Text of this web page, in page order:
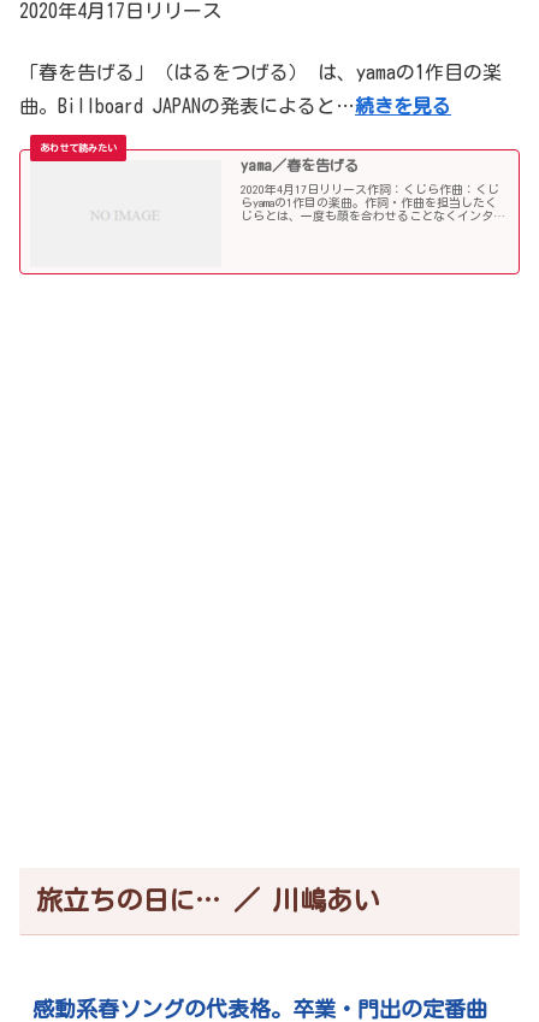
2020年4月17日リリース
「春を告げる」（はるをつげる） は、yamaの1作目の楽
曲。Billboard JAPANの発表によると…続きを見る
yama／春を告げる
2020年4月17日リリース作詞：くじら作曲：くじ
らyamaの1作目の楽曲。作詞・作曲を担当したく
じらとは、一度も顔を合わせることなくインター
旅立ちの日に… ／ 川嶋あい
感動系春ソングの代表格。卒業・門出の定番曲